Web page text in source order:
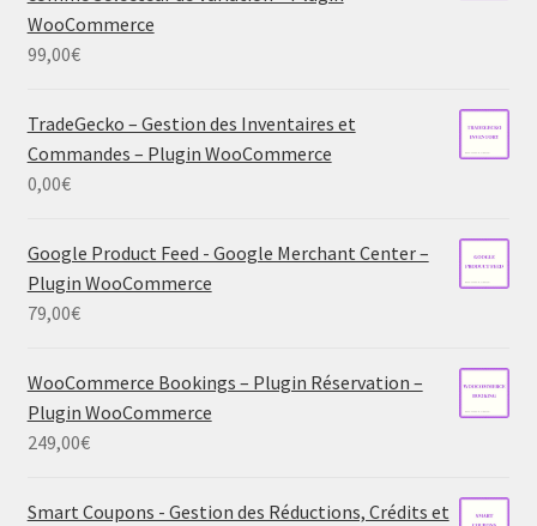
WooCommerce
99,00€
TradeGecko – Gestion des Inventaires et
Commandes – Plugin WooCommerce
0,00€
Google Product Feed - Google Merchant Center –
Plugin WooCommerce
79,00€
WooCommerce Bookings – Plugin Réservation –
Plugin WooCommerce
249,00€
Smart Coupons - Gestion des Réductions, Crédits et